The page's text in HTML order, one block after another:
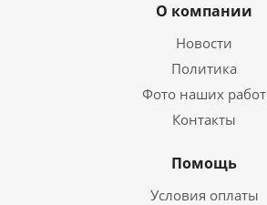
О компании
Новости
Политика
Фото наших работ
Контакты
Помощь
Условия оплаты